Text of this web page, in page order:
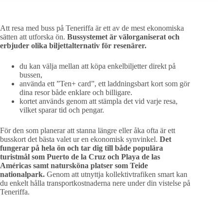
Att resa med buss på Teneriffa är ett av de mest ekonomiska
sätten att utforska ön. Bussystemet är välorganiserat och
erbjuder olika biljettalternativ för resenärer.
du kan välja mellan att köpa enkelbiljetter direkt på
bussen,
använda ett ”Ten+ card”, ett laddningsbart kort som gör
dina resor både enklare och billigare.
kortet används genom att stämpla det vid varje resa,
vilket sparar tid och pengar.
För den som planerar att stanna längre eller åka ofta är ett
busskort det bästa valet ur en ekonomisk synvinkel. Det
fungerar på hela ön och tar dig till både populära
turistmål som Puerto de la Cruz och Playa de las
Américas samt natursköna platser som Teide
nationalpark. Genom att utnyttja kollektivtrafiken smart kan
du enkelt hålla transportkostnaderna nere under din vistelse på
Teneriffa.